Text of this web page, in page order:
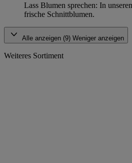
Lass Blumen sprechen: In
frische Schnittblumen.
Alle anzeigen (9) Weniger anzeigen
Weiteres Sortiment